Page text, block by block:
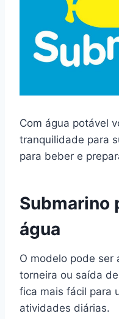
Com água potável
tranquilidade para
para beber e
Submarino
água
O modelo pode ser
torneira ou saída
fica mais fácil para
atividades diárias.